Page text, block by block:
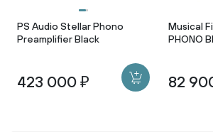
PS Audio Stellar Phono
Preamplifier Black
423 000 ₽
Musical
PHONO
82